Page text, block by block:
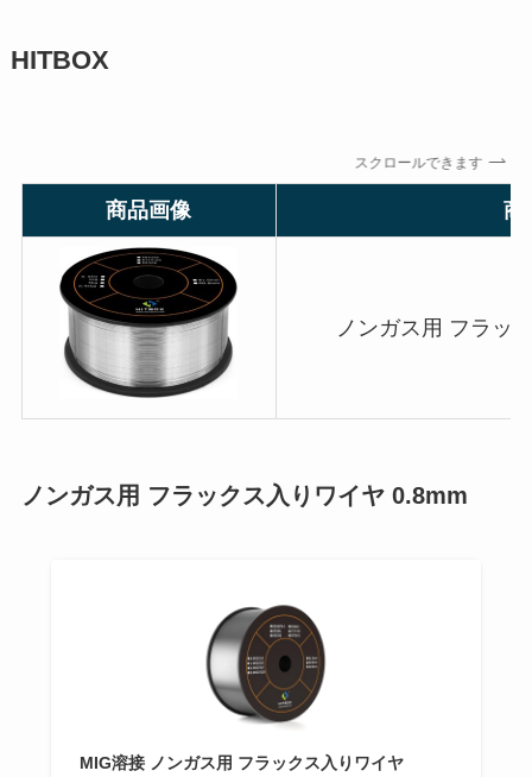
HITBOX
スクロールできます
商品画像 商
ノンガス用 フラッ
ノンガス用 フラックス入りワイヤ 0.8mm
MIG溶接 ノンガス用 フラックス入りワイヤ